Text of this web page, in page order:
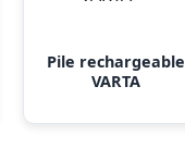
Pile rechargeable
VARTA